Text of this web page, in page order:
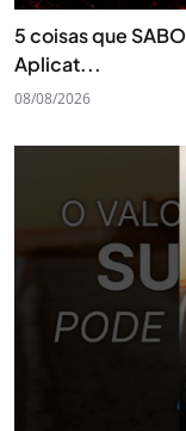
5 coisas que
Aplicat...
08/08/2026